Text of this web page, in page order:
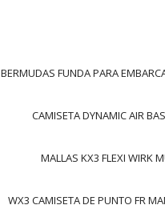
BERMUDAS FUNDA PARA
CAMISETA DYNAMIC AIR
MALLAS KX3 FLEXI WIRK
WX3 CAMISETA DE PUNTO FR